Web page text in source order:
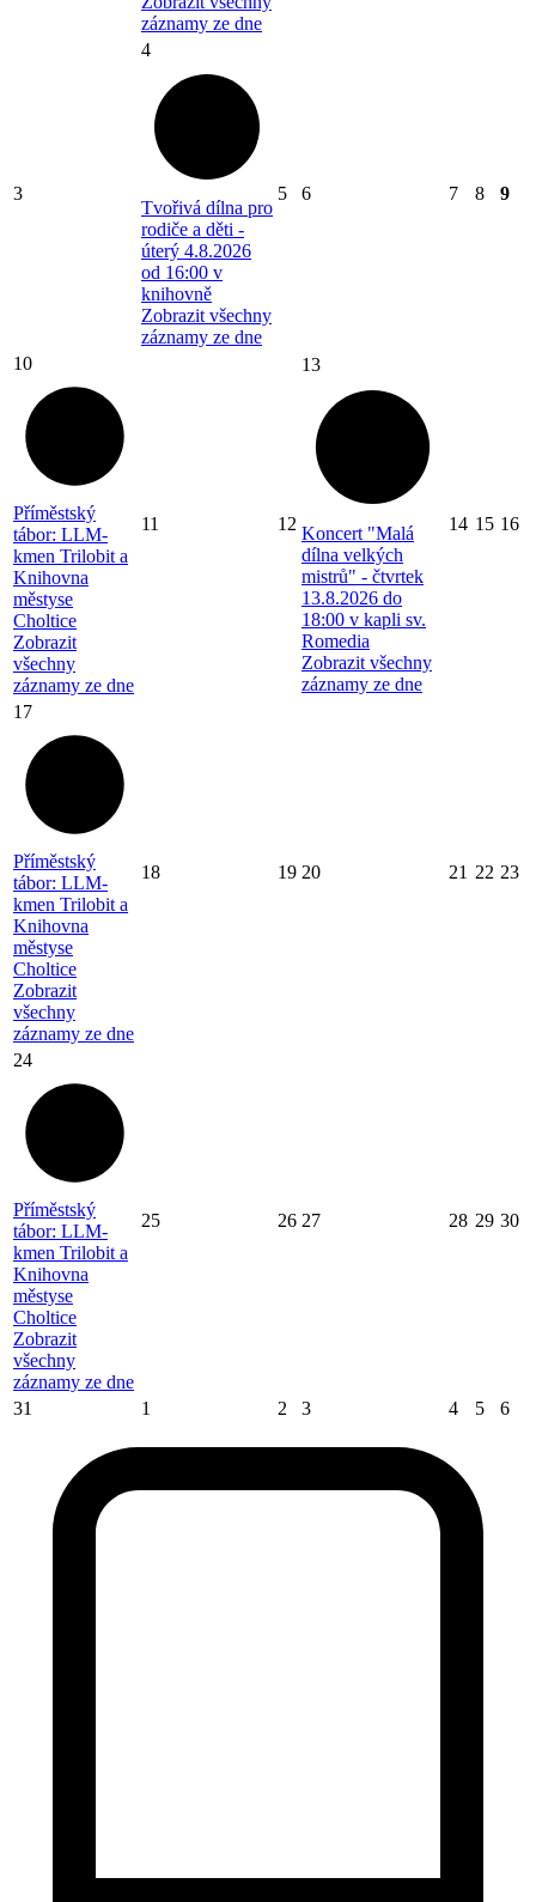
záznamy ze dne
3
4
Tvořivá dílna pro
rodiče a děti -
úterý 4.8.2026
od 16:00 v
knihovně
Zobrazit všechny
záznamy ze dne
5 6 7 8 9
10
Příměstský
tábor: LLM-
kmen Trilobit a
Knihovna
městyse
Choltice
Zobrazit
všechny
záznamy ze dne
11 12
13
Koncert "Malá
dílna velkých
mistrů" - čtvrtek
13.8.2026 do
18:00 v kapli sv.
Romedia
Zobrazit všechny
záznamy ze dne
14 15 16
17
Příměstský
tábor: LLM-
kmen Trilobit a
Knihovna
městyse
Choltice
Zobrazit
všechny
záznamy ze dne
18 19 20 21 22 23
24
Příměstský
tábor: LLM-
kmen Trilobit a
Knihovna
městyse
Choltice
Zobrazit
všechny
záznamy ze dne
25 26 27 28 29 30
31 1 2 3 4 5 6